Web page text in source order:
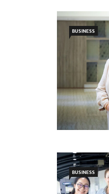
BUSINESS
BUSINESS